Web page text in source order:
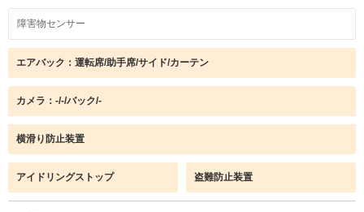
障害物センサー
エアバック：運転席/助手席/サイド/カーテン
カメラ：-/-/バック/-
横滑り防止装置
アイドリングストップ 盗難防止装置